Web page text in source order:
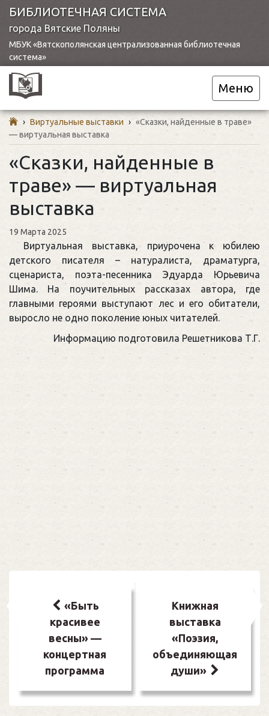
БИБЛИОТЕЧНАЯ СИСТЕМА
города Вятские Поляны
МБУК «Вятскополянская централизованная библиотечная
система»
Меню
› Виртуальные выставки › «Сказки, найденные в траве»
— виртуальная выставка
«Сказки, найденные в
траве» — виртуальная
выставка
19 Марта 2025
Виртуальная выставка, приурочена к юбилею
детского писателя – натуралиста, драматурга,
сценариста, поэта-песенника Эдуарда Юрьевича
Шима. На поучительных рассказах автора, где
главными героями выступают лес и его обитатели,
выросло не одно поколение юных читателей.
Информацию подготовила Решетникова Т.Г.
записям
«Быть
красивее
весны» —
концертная
программа
Книжная
выставка
«Поэзия,
объединяющая
души»